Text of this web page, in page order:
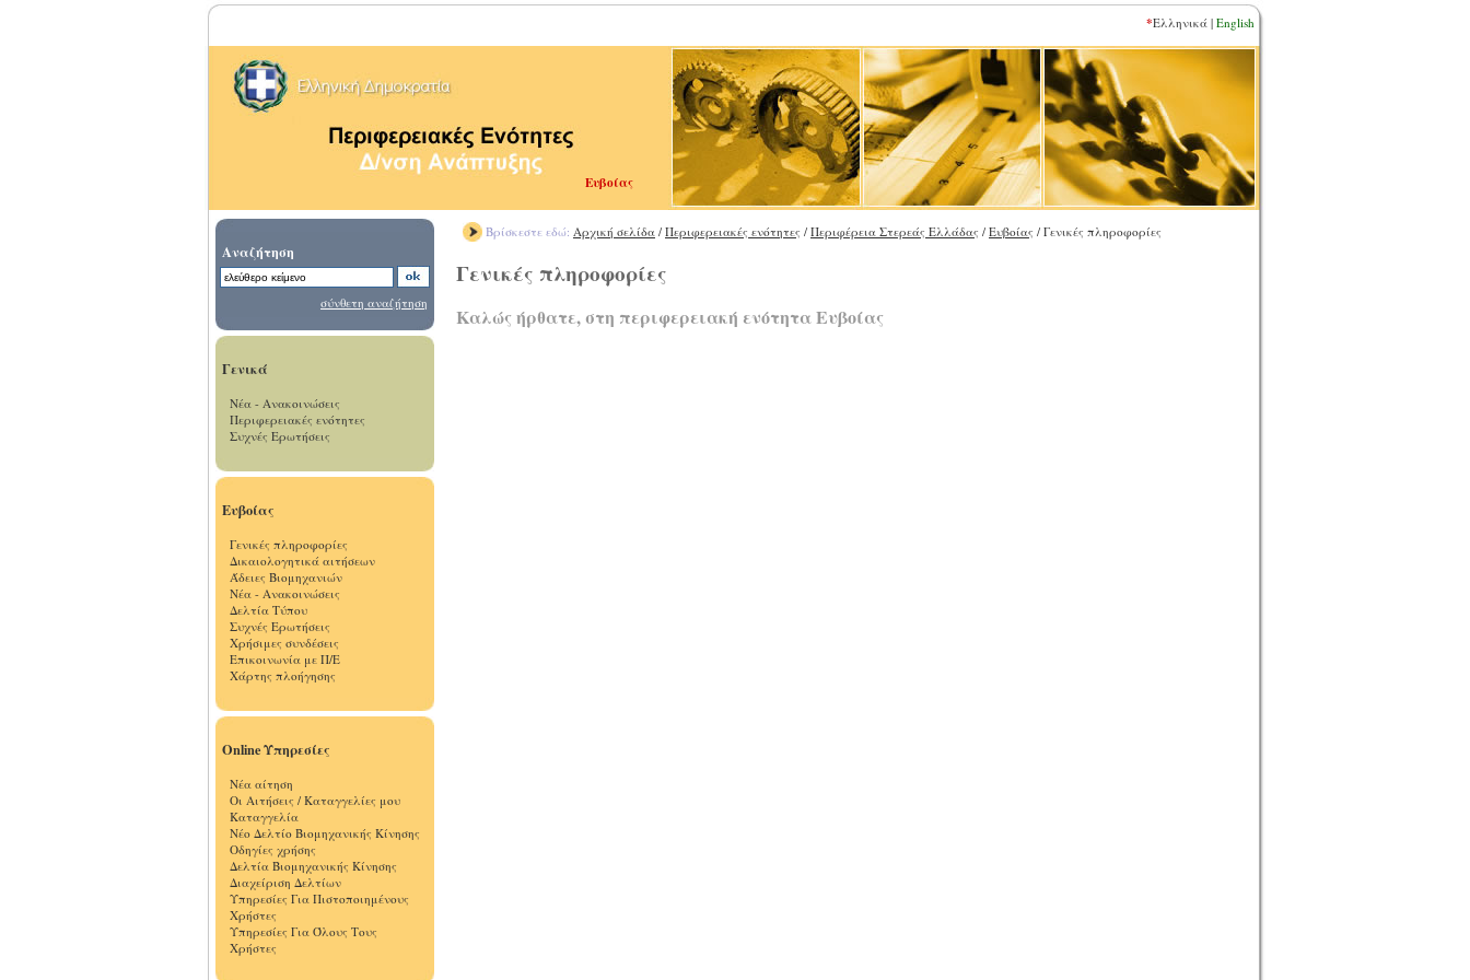
*Ελληνικά | English
Ευβοίας
Αναζήτηση
σύνθετη αναζήτηση
Γενικά
Νέα - Ανακοινώσεις
Περιφερειακές ενότητες
Συχνές Ερωτήσεις
Ευβοίας
Γενικές πληροφορίες
Δικαιολογητικά αιτήσεων
Άδειες Βιομηχανιών
Νέα - Ανακοινώσεις
Δελτία Τύπου
Συχνές Ερωτήσεις
Χρήσιμες συνδέσεις
Επικοινωνία με Π/Ε
Χάρτης πλοήγησης
Online Υπηρεσίες
Νέα αίτηση
Οι Αιτήσεις / Καταγγελίες μου
Καταγγελία
Νέο Δελτίο Βιομηχανικής Κίνησης
Οδηγίες χρήσης
Δελτία Βιομηχανικής Κίνησης
Διαχείριση Δελτίων
Υπηρεσίες Για Πιστοποιημένους
Χρήστες
Υπηρεσίες Για Όλους Τους
Χρήστες
Βρίσκεστε εδώ: Αρχική σελίδα / Περιφερειακές ενότητες / Περιφέρεια Στερεάς Ελλάδας / Ευβοίας / Γενικές πληροφορίες
Γενικές πληροφορίες
Καλώς ήρθατε, στη περιφερειακή ενότητα Ευβοίας